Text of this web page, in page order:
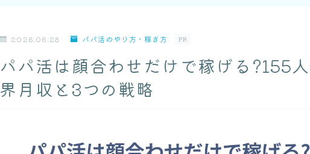
2026.06.28 パパ活のやり方・稼ぎ方 PR
パパ活は顔合わせだけで稼げる?155
界月収と3つの戦略